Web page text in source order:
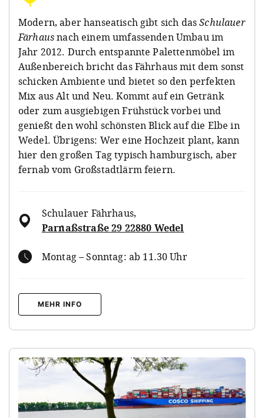
Modern, aber hanseatisch gibt sich dasSchulauer
Färhausnach einem umfassenden Umbau im
Jahr 2012. Durch entspannte Palettenmöbel im
Außenbereich bricht das Fährhaus mit dem sonst
schicken Ambiente und bietet so den perfekten
Mix aus Alt und Neu. Kommt auf ein Getränk
oder zum ausgiebigen Frühstück vorbei und
genießt den wohl schönsten Blick auf die Elbe in
Wedel. Übrigens: Wer eine Hochzeit plant, kann
hier den großen Tag typisch hamburgisch, aber
fernab vom Großstadtlärm feiern.
Schulauer Fährhaus,
Parnaßstraße 29 22880 Wedel
Montag – Sonntag: ab 11.30 Uhr
MEHR INFO